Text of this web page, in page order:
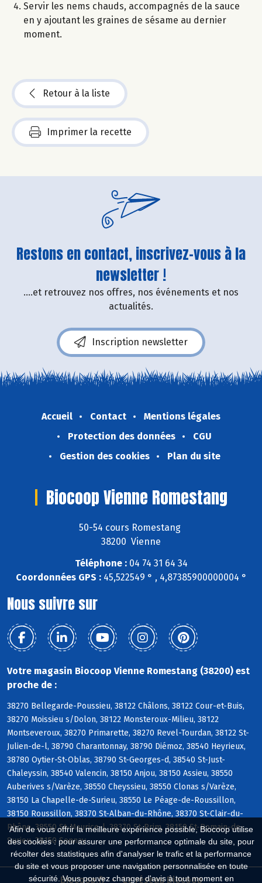
Afin de vous offrir la meilleure expérience possible, Biocoop utilise
des cookies : pour assurer une performance optimale du site, pour
récolter des statistiques afin d'analyser le trafic et la performance
du site et vous proposer une navigation personnalisée en toute
sécurité. Vous pouvez changer d'avis à tout moment en
Servir les nems chauds, accompagnés de la sauce
en y ajoutant les graines de sésame au dernier
moment.
Retour à la liste
Imprimer la recette
Restons en contact, inscrivez-vous à la
newsletter !
....et retrouvez nos offres, nos événements et nos
actualités.
Inscription newsletter
Accueil Contact
Mentions légales
Protection des données
CGU
Gestion des cookies
Plan du site
Biocoop Vienne Romestang
50-54 cours Romestang
38200 Vienne
Téléphone :04 74 31 64 34
Coordonnées GPS :45,522549 ° , 4,87385900000004 °
Nous suivre sur
Votre magasin Biocoop Vienne Romestang (38200) est
proche de :
38270 Bellegarde-Poussieu, 38122 Châlons, 38122 Cour-et-Buis,
38270 Moissieu s/Dolon, 38122 Monsteroux-Milieu, 38122
Montseveroux, 38270 Primarette, 38270 Revel-Tourdan, 38122 St-
Julien-de-l, 38790 Charantonnay, 38790 Diémoz, 38540 Heyrieux,
38780 Oytier-St-Oblas, 38790 St-Georges-d, 38540 St-Just-
Chaleyssin, 38540 Valencin, 38150 Anjou, 38150 Assieu, 38550
Auberives s/Varèze, 38550 Cheyssieu, 38550 Clonas s/Varèze,
38150 La Chapelle-de-Surieu, 38550 Le Péage-de-Roussillon,
38150 Roussillon, 38370 St-Alban-du-Rhône, 38370 St-Clair-du-
Rhône, 38550 St-Maurice-l, 38370 St-Prim, 38150 St-Romain-de-
Surieu, 38150 Sonnay
Biocoop.fr Le réseau Biocoop